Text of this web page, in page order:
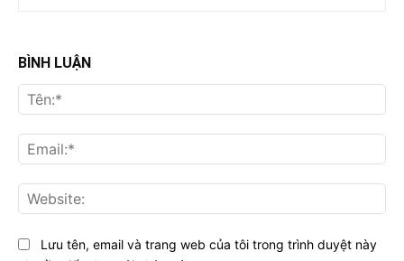
BÌNH LUẬN
Lưu tên, email và trang web của tôi trong trình duyệt này